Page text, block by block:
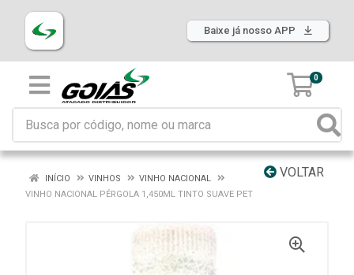
Baixe já nosso APP
0
VOLTAR
INÍCIO VINHOS
VINHO NACIONAL
VINHO NACIONAL PÉRGOLA 1,450ML TINTO SUAVE PET